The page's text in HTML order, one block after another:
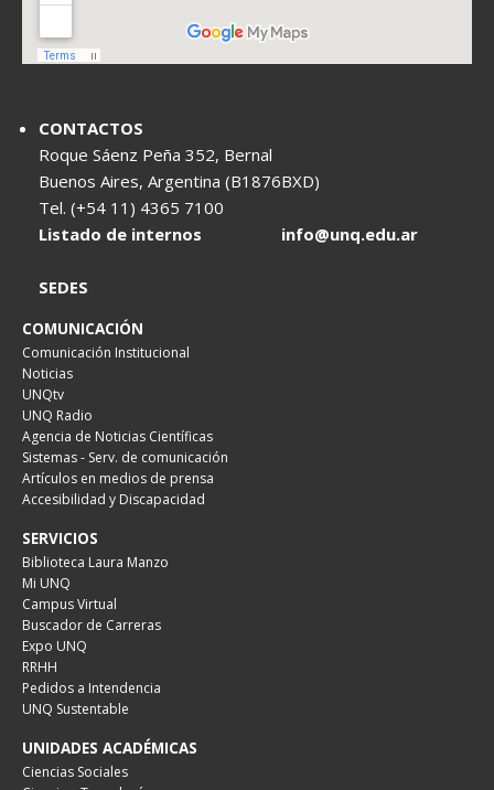
CONTACTOS
Roque Sáenz Peña 352, Bernal
Buenos Aires, Argentina (B1876BXD)
Tel. (+54 11) 4365 7100
Listado de internos
info@unq.edu.ar
SEDES
COMUNICACIÓN
Comunicación Institucional
Noticias
UNQtv
UNQ Radio
Agencia de Noticias Científicas
Sistemas - Serv. de comunicación
Artículos en medios de prensa
Accesibilidad y Discapacidad
SERVICIOS
Biblioteca Laura Manzo
Mi UNQ
Campus Virtual
Buscador de Carreras
Expo UNQ
RRHH
Pedidos a Intendencia
UNQ Sustentable
UNIDADES ACADÉMICAS
Ciencias Sociales